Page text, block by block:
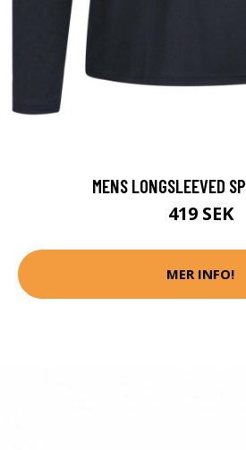
MENS LONGSLEEVED
419 SEK
MER INFO!